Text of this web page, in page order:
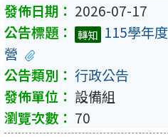
2026-07-17
轉知 115學年
營
行政公告
設備組
70